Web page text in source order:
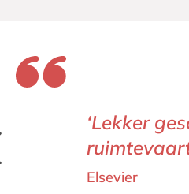
‘Lekker
Elsevier